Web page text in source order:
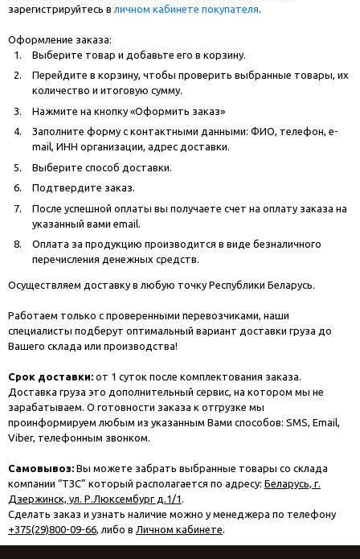
зарегистрируйтесь в личном кабинете покупателя.
Оформление заказа:
Выберите товар и добавьте его в корзину.
Перейдите в корзину, чтобы проверить выбранные товары, их
количество и итоговую сумму.
Нажмите на кнопку «Оформить заказ»
Заполните форму с контактными данными: ФИО, телефон, e-
mail, ИНН организации, адрес доставки.
Выберите способ доставки.
Подтвердите заказ.
После успешной оплаты вы получаете счет на оплату заказа на
указанный вами email.
Оплата за продукцию производится в виде безналичного
перечисления денежных средств.
Осуществляем доставку в любую точку Республики Беларусь.
Работаем только с проверенными перевозчиками, наши
специалисты подберут оптимальный вариант доставки груза до
Вашего склада или производства!
Срок доставки: от 1 суток после комплектования заказа.
Доставка груза это дополнительный сервис, на котором мы не
зарабатываем. О готовности заказа к отгрузке мы
проинформируем любым из указанным Вами способов: SMS, Email,
Viber, телефонным звонком.
Самовывоз: Вы можете забрать выбранные товары со склада
компании “ТЗС” который располагается по адресу: Беларусь, г.
Дзержинск, ул. Р.Люксембург д.1/1 .
Сделать заказ и узнать наличие можно у менеджера по телефону
+375(29)800-09-66, либо в Личном кабинете.